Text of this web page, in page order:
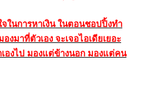
ในการหาเงิน ในตอนชอปปิ้งทำ
มาที่ตัวเอง จะเจอไอเดียเยอะ
เองไป มองแต่ข้างนอก มองแต่คน